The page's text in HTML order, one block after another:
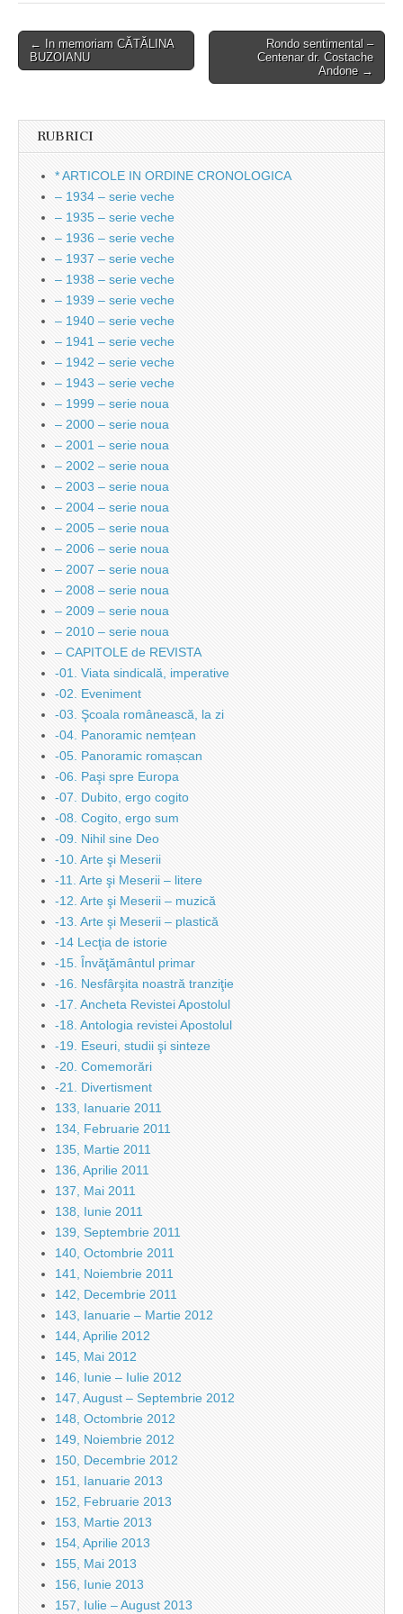
Post
navigation
← In memoriam CĂTĂLINA
BUZOIANU
Rondo sentimental –
Centenar dr. Costache
Andone →
RUBRICI
* ARTICOLE IN ORDINE CRONOLOGICA
– 1934 – serie veche
– 1935 – serie veche
– 1936 – serie veche
– 1937 – serie veche
– 1938 – serie veche
– 1939 – serie veche
– 1940 – serie veche
– 1941 – serie veche
– 1942 – serie veche
– 1943 – serie veche
– 1999 – serie noua
– 2000 – serie noua
– 2001 – serie noua
– 2002 – serie noua
– 2003 – serie noua
– 2004 – serie noua
– 2005 – serie noua
– 2006 – serie noua
– 2007 – serie noua
– 2008 – serie noua
– 2009 – serie noua
– 2010 – serie noua
– CAPITOLE de REVISTA
-01. Viata sindicală, imperative
-02. Eveniment
-03. Şcoala românească, la zi
-04. Panoramic nemțean
-05. Panoramic romașcan
-06. Paşi spre Europa
-07. Dubito, ergo cogito
-08. Cogito, ergo sum
-09. Nihil sine Deo
-10. Arte şi Meserii
-11. Arte şi Meserii – litere
-12. Arte şi Meserii – muzică
-13. Arte şi Meserii – plastică
-14 Lecţia de istorie
-15. Învăţământul primar
-16. Nesfârşita noastră tranziţie
-17. Ancheta Revistei Apostolul
-18. Antologia revistei Apostolul
-19. Eseuri, studii şi sinteze
-20. Comemorări
-21. Divertisment
133, Ianuarie 2011
134, Februarie 2011
135, Martie 2011
136, Aprilie 2011
137, Mai 2011
138, Iunie 2011
139, Septembrie 2011
140, Octombrie 2011
141, Noiembrie 2011
142, Decembrie 2011
143, Ianuarie – Martie 2012
144, Aprilie 2012
145, Mai 2012
146, Iunie – Iulie 2012
147, August – Septembrie 2012
148, Octombrie 2012
149, Noiembrie 2012
150, Decembrie 2012
151, Ianuarie 2013
152, Februarie 2013
153, Martie 2013
154, Aprilie 2013
155, Mai 2013
156, Iunie 2013
157, Iulie – August 2013